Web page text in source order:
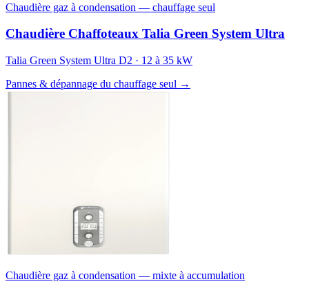
Chaudière gaz à condensation — chauffage seul
Chaudière Chaffoteaux Talia Green System Ultra
Talia Green System Ultra D2 · 12 à 35 kW
Pannes & dépannage du chauffage seul →
Chaudière gaz à condensation — mixte à accumulation